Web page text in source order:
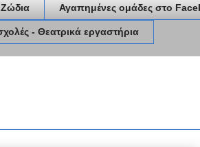
Ζώδια Αγαπημένες ομάδες στο
- Θεατρικά εργαστήρια